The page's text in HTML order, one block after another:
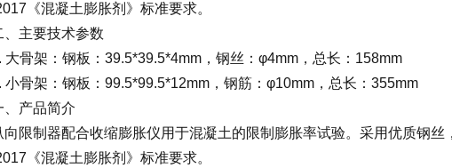
《混凝土膨胀剂》标准要求。
、主要技术参数
大骨架：钢板：39.5*39.5*4mm，钢丝：φ4mm，总长：158mm
小骨架：钢板：99.5*99.5*12mm，钢筋：φ10mm，总长：355mm
、产品简介
向限制器配合收缩膨胀仪用于混凝土的限制膨胀率试验。采用优质钢
《混凝土膨胀剂》标准要求。